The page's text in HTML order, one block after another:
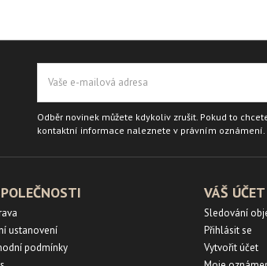
Odběr novinek můžete kdykoliv zrušit. Pokud to
kontaktní informace naleznete v právním oznámení.
ustanovení
podmínky
VÁŠ ÚČET
Sledování
Přihlásit se
Vytvořit účet